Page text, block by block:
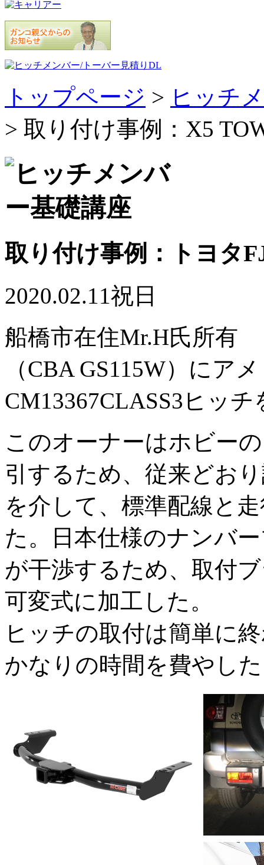
トップページ > ヒッチ
> 取り付け事例：X5
取り付け事例：トヨタ
2020.02.11祝日
船橋市在住Mr.H氏所有
（CBA GS115W）にア
CM13367CLASS3ヒッ
このオーナーはホビー
引するため、従来どお
を介して、標準配線と
た。日本仕様のナンバ
が干渉するため、取付
可変式に加工した。
ヒッチの取付は簡単に
かなりの時間を費やし